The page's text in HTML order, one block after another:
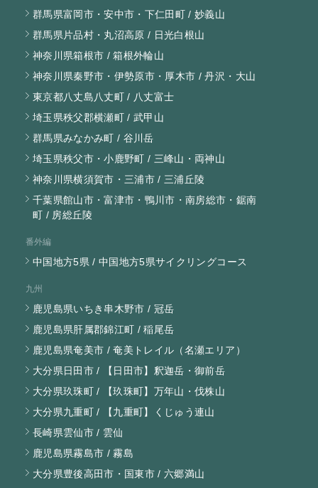
群馬県富岡市・安中市・下仁田町 / 妙義山
群馬県片品村・丸沼高原 / 日光白根山
神奈川県箱根市 / 箱根外輪山
神奈川県秦野市・伊勢原市・厚木市 / 丹沢・大山
東京都八丈島八丈町 / 八丈富士
埼玉県秩父郡横瀬町 / 武甲山
群馬県みなかみ町 / 谷川岳
埼玉県秩父市・小鹿野町 / 三峰山・両神山
神奈川県横須賀市・三浦市 / 三浦丘陵
千葉県館山市・富津市・鴨川市・南房総市・鋸南
町 / 房総丘陵
番外編
中国地方5県 / 中国地方5県サイクリングコース
九州
鹿児島県いちき串木野市 / 冠岳
鹿児島県肝属郡錦江町 / 稲尾岳
鹿児島県奄美市 / 奄美トレイル（名瀬エリア）
大分県日田市 / 【日田市】釈迦岳・御前岳
大分県玖珠町 / 【玖珠町】万年山・伐株山
大分県九重町 / 【九重町】くじゅう連山
長崎県雲仙市 / 雲仙
鹿児島県霧島市 / 霧島
大分県豊後高田市・国東市 / 六郷満山